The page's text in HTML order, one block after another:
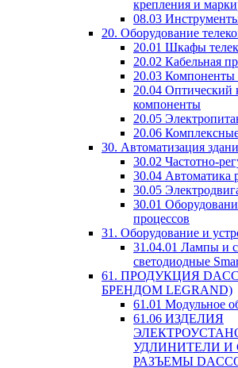
крепления и
08.03
20. Оборудование
20.01 Шкафы
20.02 Кабельная
20.03
20.04 Оптический
компоненты
20.05
20.06
30. Автоматизация
30.02 Частотно-
30.04 Автоматика
30.05
30.01
процессов
31. Оборудование и
31.04.01 Лампы и
светодиодные
61. ПРОДУКЦИЯ
БРЕНДОМ LEGRAND)
61.01 Модульное
61.06 ИЗДЕЛИЯ
УДЛИНИТЕЛИ И
РАЗЪЕМЫ